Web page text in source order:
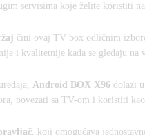
servisima koje želite koristiti
čini ovaj TV box odličnim
i kvalitetnije kada se gledaju na
Android BOX X96 dolazi
povezati sa TV-om i koristiti
, koji omogućava